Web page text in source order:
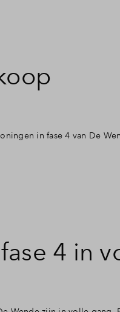
in fase 4 van De
4 in